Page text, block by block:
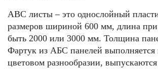
АВС листы – это однослойный
размеров шириной 600 мм, длина
быть 2000 или 3000 мм. Толщина
Фартук из АБС панелей
цветовом разнообразии,